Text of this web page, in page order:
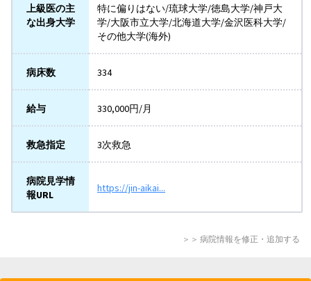
上級医の主
な出身大学
特に偏りはない/琉球大学/徳島大学/神戸大
学/大阪市立大学/北海道大学/金沢医科大学/
その他大学(海外)
病床数 334
給与 330,000円/月
救急指定 3次救急
病院見学情
報URL
https://jin-aikai...
＞＞ 病院情報を修正・追加する